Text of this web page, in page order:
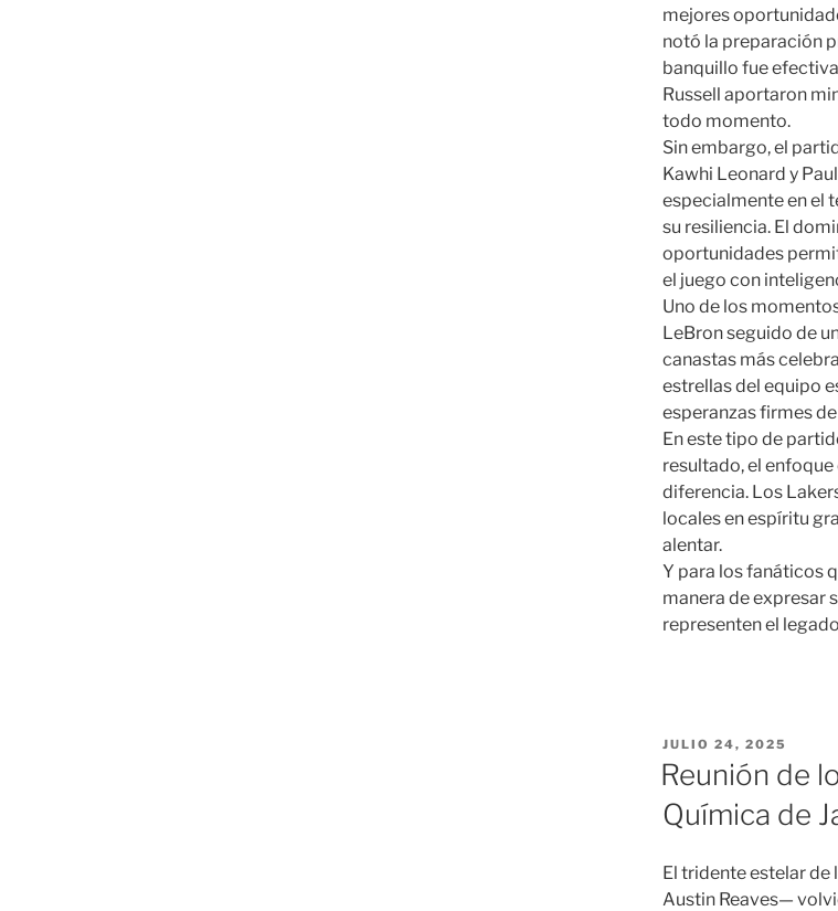
mejores
notó la preparación
banquillo fue
Russell aportaron
todo momento.
Sin embargo, el
Kawhi Leonard y
especialmente en el
su resiliencia. El
oportunidades
el juego con
Uno de los
LeBron seguido de
canastas más
estrellas del equipo
esperanzas firmes
En este tipo de
resultado, el
diferencia. Los
locales en espíritu
alentar.
Y para los fanáticos
manera de expresar
representen el
PUBLICADO
EL
JULIO 24, 2025
Reunión de
Química de
El tridente estelar de
Austin Reaves—